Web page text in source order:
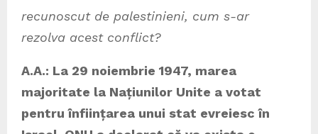
recunoscut de palestinieni, cum s-ar
rezolva acest conflict?
A.A.: La 29 noiembrie 1947, marea
majoritate la Națiunilor Unite a votat
pentru înființarea unui stat evreiesc în